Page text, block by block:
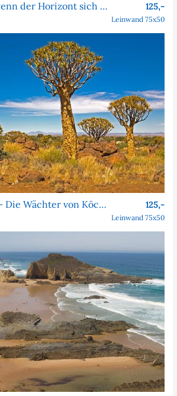
Wohin eilst du, wenn der Horizont sich nie nähert? 125,-
Leinwand 75x50
Namibian Sci-Fi – Die Wächter von Köcher Prime 125,-
Leinwand 75x50